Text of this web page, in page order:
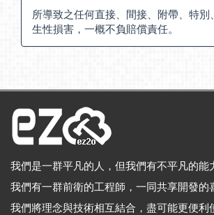
所導致之任何直接、間接、附帶、特別
生性損害，一概不負賠償責任。
我們是一群平凡的人，但我們有不平凡的能
我們有一群前衛的工程師，一同共享開發的
我們將理念與技術相互結合，盡可能更便利